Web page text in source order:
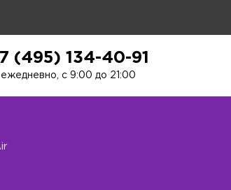
(495) 134-40-91
ежедневно, с 9:00 до 21:00